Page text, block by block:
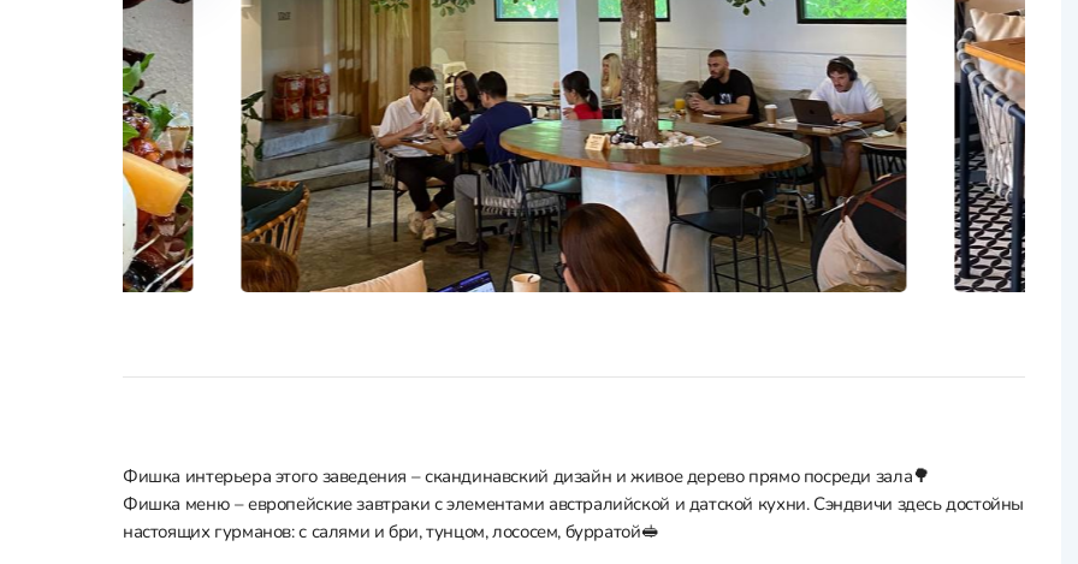
Фишка интерьера этого заведения – скандинавский дизайн и живое дерево прямо посреди зала🌳
Фишка меню – европейские завтраки с элементами австралийской и датской кухни. Сэндвичи здесь достойны
настоящих гурманов: с салями и бри, тунцом, лососем, бурратой🥪